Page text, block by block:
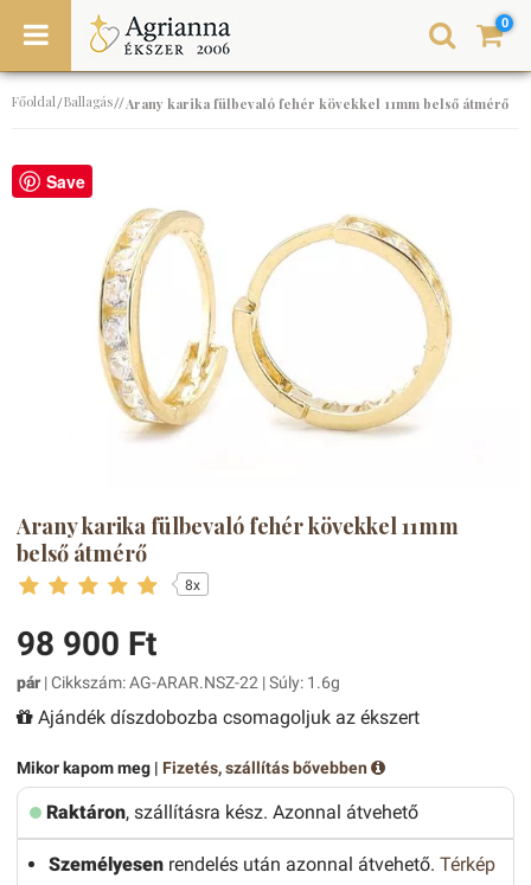
0
Főoldal/Ballagás//Arany karika fülbevaló fehér kövekkel 11mm belső átmérő
Save
Arany karika fülbevaló fehér kövekkel 11mm
belső átmérő
8x
98 900 Ft
pár | Cikkszám: AG-ARAR.NSZ-22 | Súly: 1.6g
Ajándék díszdobozba csomagoljuk az ékszert
Mikor kapom meg | Fizetés, szállítás bővebben
Raktáron, szállításra kész. Azonnal átvehető
Személyesen rendelés után azonnal átvehető. Térkép